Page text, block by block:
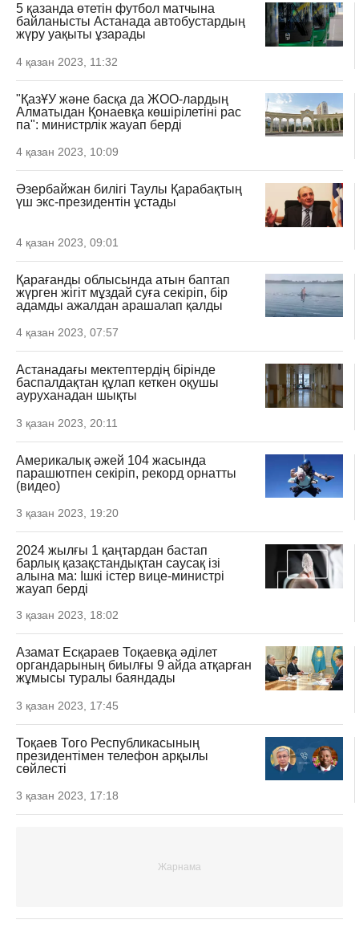
5 қазанда өтетін футбол матчына
байланысты Астанада автобустардың
жүру уақыты ұзарады
4 қазан 2023, 11:32
"ҚазҰУ және басқа да ЖОО-лардың
Алматыдан Қонаевқа көшірілетіні рас
па": министрлік жауап берді
4 қазан 2023, 10:09
Әзербайжан билігі Таулы Қарабақтың
үш экс-президентін ұстады
4 қазан 2023, 09:01
Қарағанды облысында атын баптап
жүрген жігіт мұздай суға секіріп, бір
адамды ажалдан арашалап қалды
4 қазан 2023, 07:57
Астанадағы мектептердің бірінде
баспалдақтан құлап кеткен оқушы
ауруханадан шықты
3 қазан 2023, 20:11
Америкалық әжей 104 жасында
парашютпен секіріп, рекорд орнатты
(видео)
3 қазан 2023, 19:20
2024 жылғы 1 қаңтардан бастап
барлық қазақстандықтан саусақ ізі
алына ма: Ішкі істер вице-министрі
жауап берді
3 қазан 2023, 18:02
Азамат Есқараев Тоқаевқа әділет
органдарының биылғы 9 айда атқарған
жұмысы туралы баяндады
3 қазан 2023, 17:45
Тоқаев Того Республикасының
президентімен телефон арқылы
сөйлесті
3 қазан 2023, 17:18